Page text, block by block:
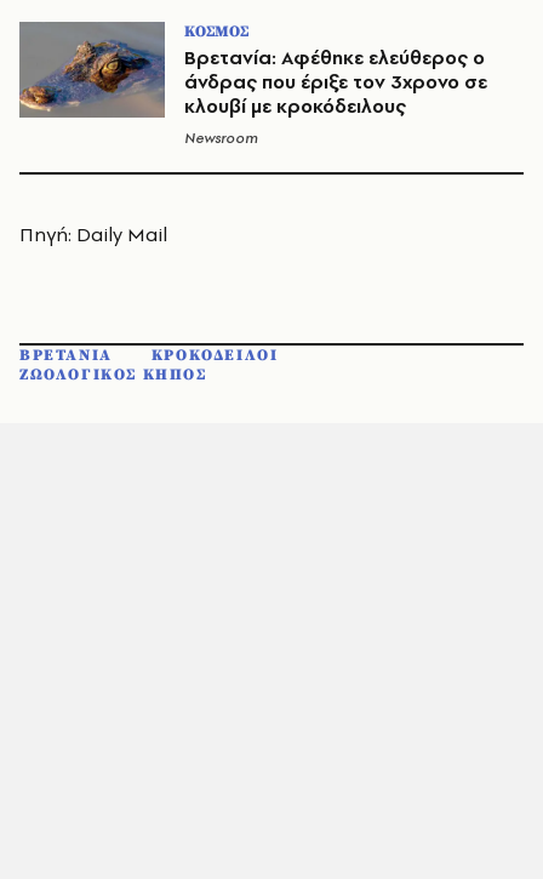
ΚΟΣΜΟΣ
Βρετανία: Αφέθηκε ελεύθερος ο
άνδρας που έριξε τον 3χρονο σε
κλουβί με κροκόδειλους
Newsroom
Πηγή: Daily Mail
ΒΡΕΤΑΝΙΑ
ΚΡΟΚΟΔΕΙΛΟΙ
ΖΩΟΛΟΓΙΚΟΣ ΚΗΠΟΣ